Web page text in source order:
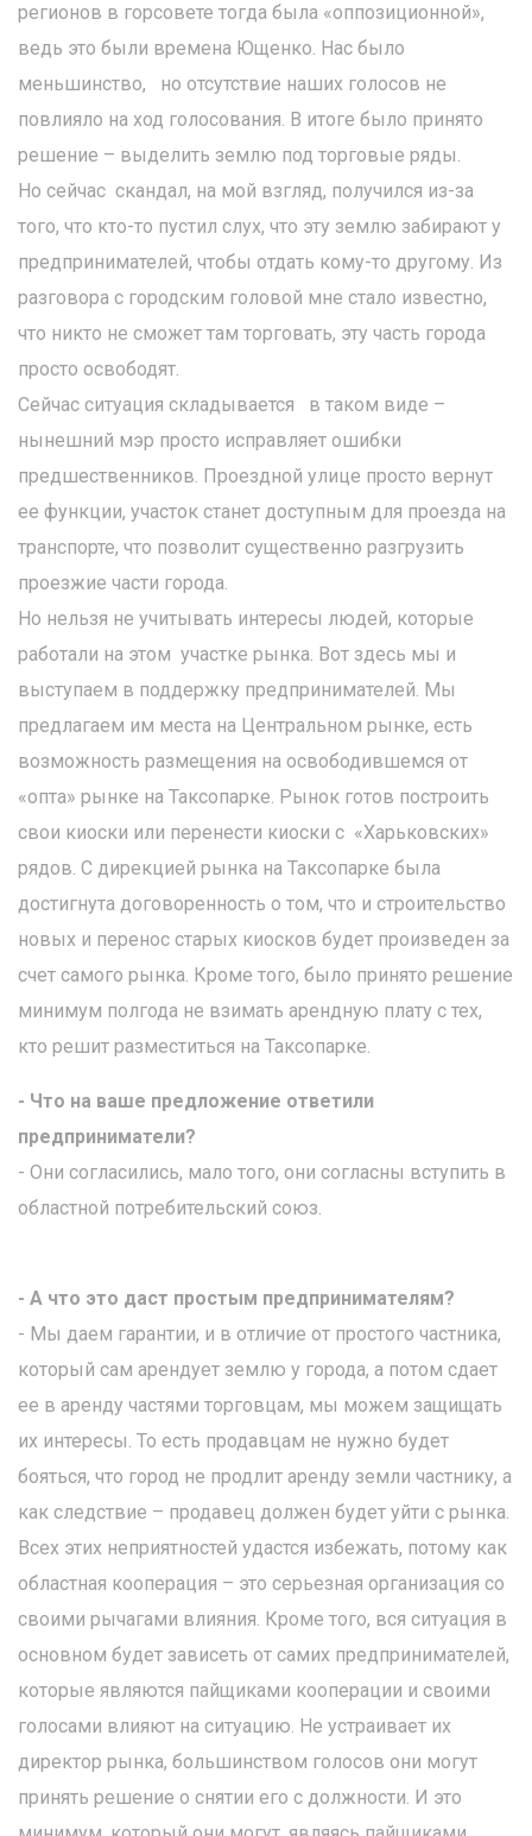
регионов в горсовете тогда была «оппозиционной»,
ведь это были времена Ющенко. Нас было
меньшинство, но отсутствие наших голосов не
повлияло на ход голосования. В итоге было принято
решение – выделить землю под торговые ряды.
Но сейчас скандал, на мой взгляд, получился из-за
того, что кто-то пустил слух, что эту землю забирают у
предпринимателей, чтобы отдать кому-то другому. Из
разговора с городским головой мне стало известно,
что никто не сможет там торговать, эту часть города
просто освободят.
Сейчас ситуация складывается в таком виде –
нынешний мэр просто исправляет ошибки
предшественников. Проездной улице просто вернут
ее функции, участок станет доступным для проезда на
транспорте, что позволит существенно разгрузить
проезжие части города.
Но нельзя не учитывать интересы людей, которые
работали на этом участке рынка. Вот здесь мы и
выступаем в поддержку предпринимателей. Мы
предлагаем им места на Центральном рынке, есть
возможность размещения на освободившемся от
«опта» рынке на Таксопарке. Рынок готов построить
свои киоски или перенести киоски с «Харьковских»
рядов. С дирекцией рынка на Таксопарке была
достигнута договоренность о том, что и строительство
новых и перенос старых киосков будет произведен за
счет самого рынка. Кроме того, было принято решение
минимум полгода не взимать арендную плату с тех,
кто решит разместиться на Таксопарке.
- Что на ваше предложение ответили
предприниматели?
- Они согласились, мало того, они согласны вступить в
областной потребительский союз.
- А что это даст простым предпринимателям?
- Мы даем гарантии, и в отличие от простого частника,
который сам арендует землю у города, а потом сдает
ее в аренду частями торговцам, мы можем защищать
их интересы. То есть продавцам не нужно будет
бояться, что город не продлит аренду земли частнику, а
как следствие – продавец должен будет уйти с рынка.
Всех этих неприятностей удастся избежать, потому как
областная кооперация – это серьезная организация со
своими рычагами влияния. Кроме того, вся ситуация в
основном будет зависеть от самих предпринимателей,
которые являются пайщиками кооперации и своими
голосами влияют на ситуацию. Не устраивает их
директор рынка, большинством голосов они могут
принять решение о снятии его с должности. И это